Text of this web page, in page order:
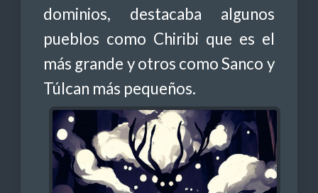
dominios, destacaba algunos
pueblos como Chiribi que es el
más grande y otros como Sanco y
Túlcan más pequeños.